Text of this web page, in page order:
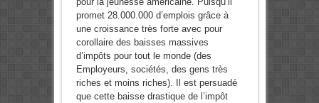
promet 28.000.000 d’emplois grâce à
une croissance très forte avec pour
corollaire des baisses massives
d’impôts pour tout le monde (des
Employeurs, sociétés, des gens très
riches et moins riches). Il est persuadé
que cette baisse drastique de l’impôt